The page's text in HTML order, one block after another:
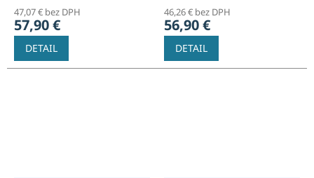
47,07 € bez DPH
57,90 €
DETAIL
46,26 € bez DPH
56,90 €
DETAIL